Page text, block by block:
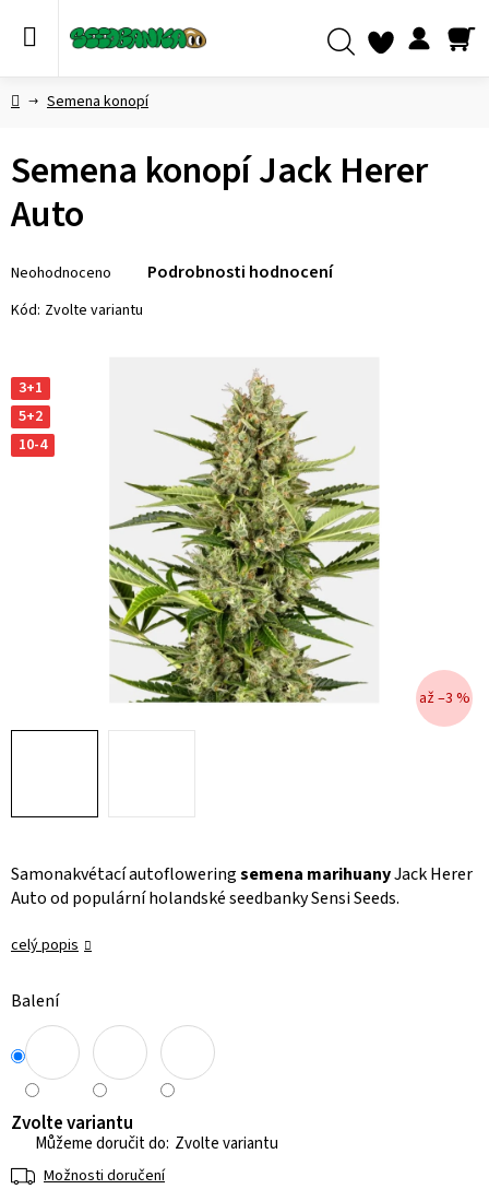
DomůSemena konopí
Samonakvétací autofloweringsemena marihuanyJack Herer
Auto od populární holandské seedbanky Sensi Seeds.
celý popis
Balení
Zvolte variantu
Zvolte variantu
Možnosti doručení
Semena konopí Jack Herer
Auto
hodnocení
produktu
z 5
hvězdiček.
Neohodnoceno Podrobnosti hodnocení
Kód: Zvolte variantu
3+1
5+2
10-4
až –3 %